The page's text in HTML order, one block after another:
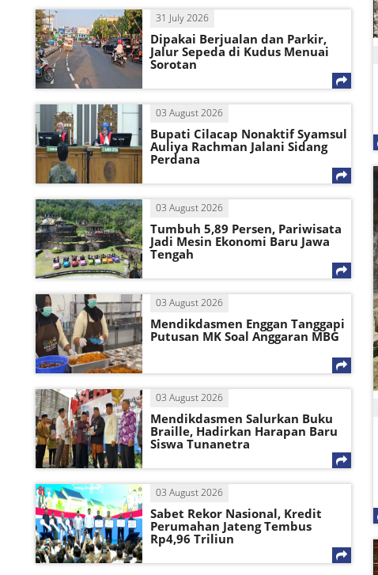
31 July 2026
Dipakai Berjualan dan Parkir,
Jalur Sepeda di Kudus Menuai
Sorotan
03 August 2026
Bupati Cilacap Nonaktif Syamsul
Auliya Rachman Jalani Sidang
Perdana
03 August 2026
Tumbuh 5,89 Persen, Pariwisata
Jadi Mesin Ekonomi Baru Jawa
Tengah
03 August 2026
Mendikdasmen Enggan Tanggapi
Putusan MK Soal Anggaran MBG
03 August 2026
Mendikdasmen Salurkan Buku
Braille, Hadirkan Harapan Baru
Siswa Tunanetra
03 August 2026
Sabet Rekor Nasional, Kredit
Perumahan Jateng Tembus
Rp4,96 Triliun